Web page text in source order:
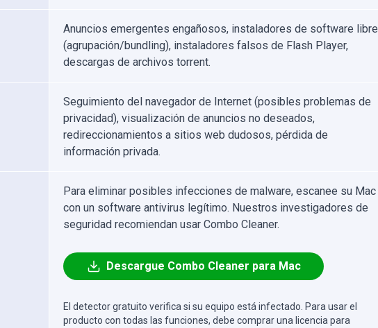
Anuncios emergentes engañosos, instaladores de software libre
(agrupación/bundling), instaladores falsos de Flash Player,
descargas de archivos torrent.
Seguimiento del navegador de Internet (posibles problemas de
privacidad), visualización de anuncios no deseados,
redireccionamientos a sitios web dudosos, pérdida de
información privada.
Para eliminar posibles infecciones de malware, escanee su Mac
con un software antivirus legítimo. Nuestros investigadores de
seguridad recomiendan usar Combo Cleaner.
Descargue Combo Cleaner para Mac
El detector gratuito verifica si su equipo está infectado. Para usar el
producto con todas las funciones, debe comprar una licencia para